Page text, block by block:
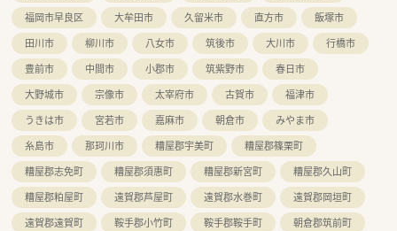
福岡市早良区
大牟田市 久留米市 直方市
飯塚市
田川市
柳川市 八女市 筑後市 大川市
行橋市
豊前市
中間市 小郡市 筑紫野市
春日市
大野城市
宗像市 太宰府市 古賀市
福津市
うきは市
宮若市 嘉麻市 朝倉市
みやま市
糸島市
那珂川市 糟屋郡宇美町
糟屋郡篠栗町
糟屋郡志免町
糟屋郡須惠町 糟屋郡新宮町
糟屋郡久山町
糟屋郡粕屋町
遠賀郡芦屋町 遠賀郡水巻町
遠賀郡岡垣町
遠賀郡遠賀町
鞍手郡小竹町 鞍手郡鞍手町
朝倉郡筑前町